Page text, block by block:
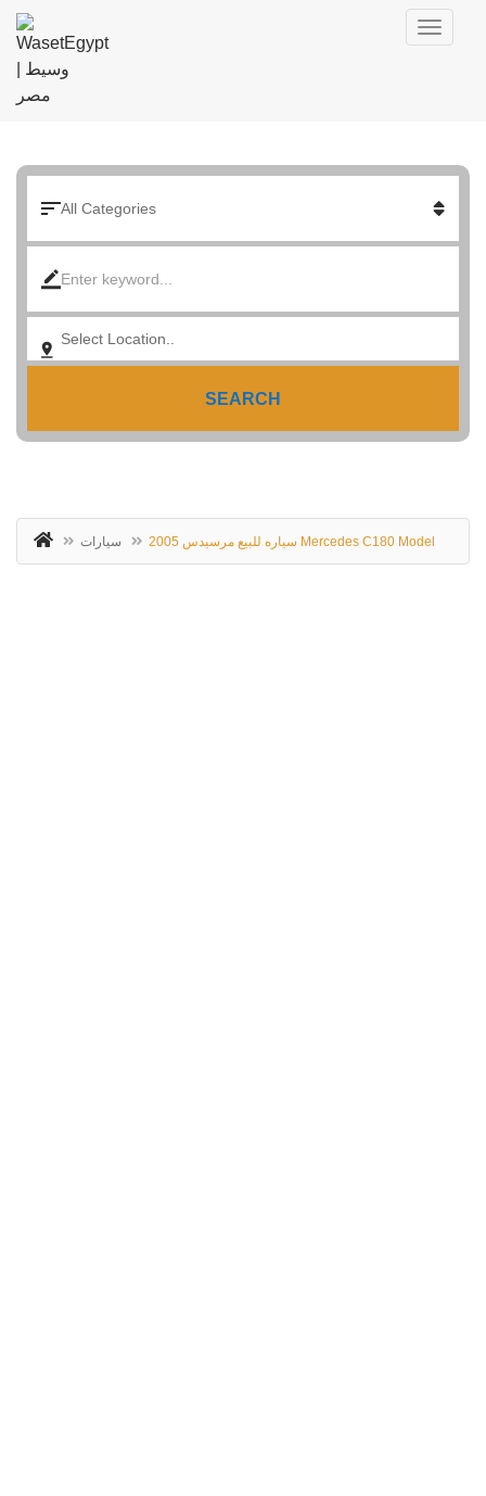
SEARCH
سيارات سياره للبيع مرسيدس 2005 Mercedes C180 Model